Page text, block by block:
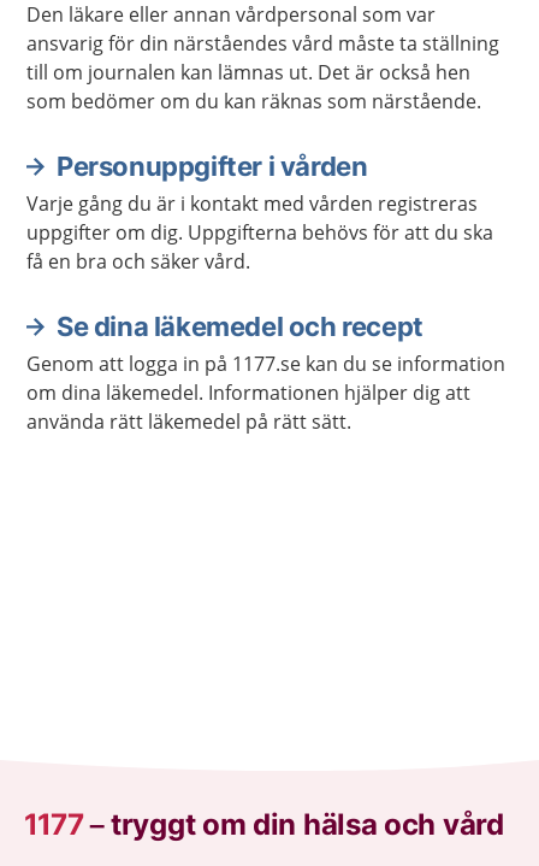
Den läkare eller annan vårdpersonal som var
ansvarig för din närståendes vård måste ta ställning
till om journalen kan lämnas ut. Det är också hen
som bedömer om du kan räknas som närstående.
Personuppgifter i vården
Varje gång du är i kontakt med vården registreras
uppgifter om dig. Uppgifterna behövs för att du ska
få en bra och säker vård.
Se dina läkemedel och recept
Genom att logga in på 1177.se kan du se information
om dina läkemedel. Informationen hjälper dig att
använda rätt läkemedel på rätt sätt.
1177–tryggt om din hälsa och vård